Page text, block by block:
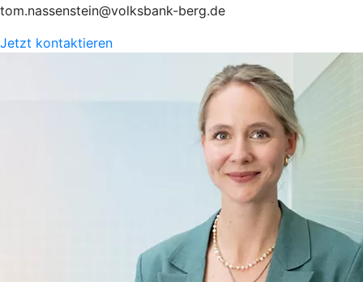
tom.nassenstein@volksbank-berg.de
Jetzt kontaktieren